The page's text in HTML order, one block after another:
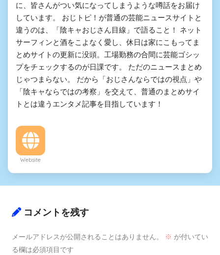
に、皆さんがつい気になってしまうような噂話をお届け
しています。 おじトピ！が普通の芸能ニュースサイトと
違うのは、「陰キャおじさん目線」で語ること！ ネット
サーフィンと酒をこよなく愛し、休日は家にこもってま
とめサイトの更新に没頭。工場勤務の合間に芸能ゴシッ
プをチェックするのが日課です。 ただのニュースまとめ
じゃつまらない。 だから「おじさんならではの視点」や
「陰キャならではの考察」を交えて、普通のまとめサイ
トとは違うエンタメ記事を目指しています！
Website
コメントを残す
メールアドレスが公開されることはありません。 ※ が付いてい
る欄は必須項目です